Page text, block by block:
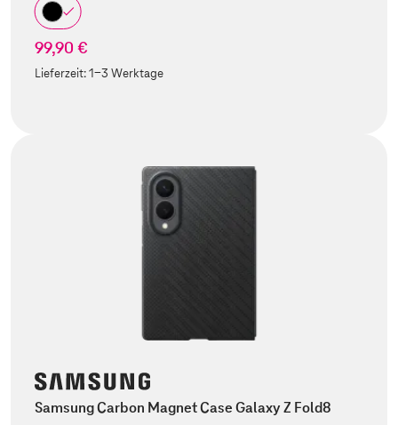
99,90 €
Lieferzeit:1-3 Werktage
Samsung Carbon Magnet Case Galaxy Z Fold8